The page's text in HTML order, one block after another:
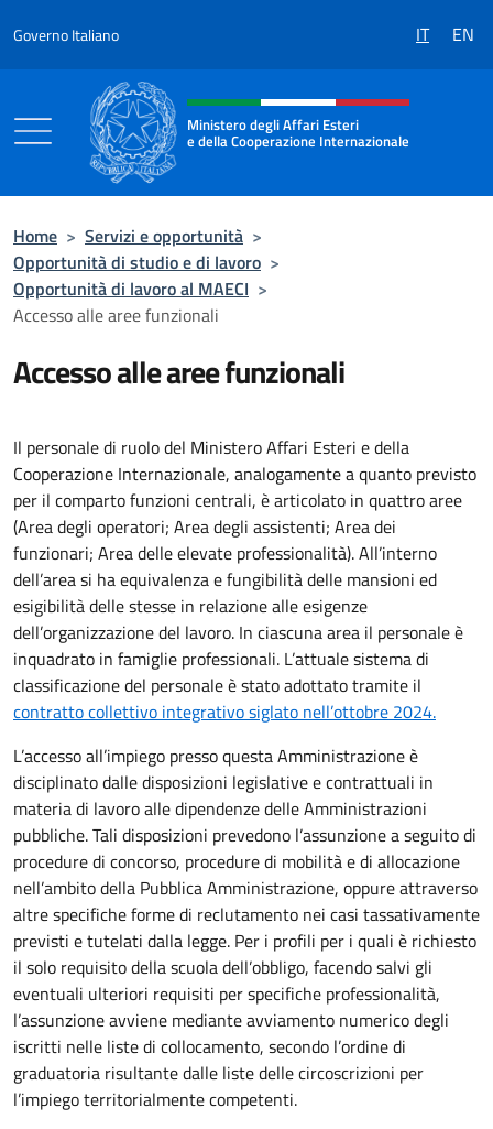
Governo Italiano IT EN
Intestazione sito, social e menù
Ministero degli Affari Esteri
e della Cooperazione Internazionale
Home > Servizi e opportunità >
Opportunità di studio e di lavoro >
Opportunità di lavoro al MAECI >
Accesso alle aree funzionali
Accesso alle aree funzionali
Il personale di ruolo del Ministero Affari Esteri e della
Cooperazione Internazionale, analogamente a quanto previsto
per il comparto funzioni centrali, è articolato in quattro aree
(Area degli operatori; Area degli assistenti; Area dei
funzionari; Area delle elevate professionalità). All’interno
dell’area si ha equivalenza e fungibilità delle mansioni ed
esigibilità delle stesse in relazione alle esigenze
dell’organizzazione del lavoro. In ciascuna area il personale è
inquadrato in famiglie professionali. L’attuale sistema di
classificazione del personale è stato adottato tramite il
contratto collettivo integrativo siglato nell’ottobre 2024.
L’accesso all’impiego presso questa Amministrazione è
disciplinato dalle disposizioni legislative e contrattuali in
materia di lavoro alle dipendenze delle Amministrazioni
pubbliche. Tali disposizioni prevedono l’assunzione a seguito di
procedure di concorso, procedure di mobilità e di allocazione
nell’ambito della Pubblica Amministrazione, oppure attraverso
altre specifiche forme di reclutamento nei casi tassativamente
previsti e tutelati dalla legge. Per i profili per i quali è richiesto
il solo requisito della scuola dell’obbligo, facendo salvi gli
eventuali ulteriori requisiti per specifiche professionalità,
l’assunzione avviene mediante avviamento numerico degli
iscritti nelle liste di collocamento, secondo l’ordine di
graduatoria risultante dalle liste delle circoscrizioni per
l’impiego territorialmente competenti.